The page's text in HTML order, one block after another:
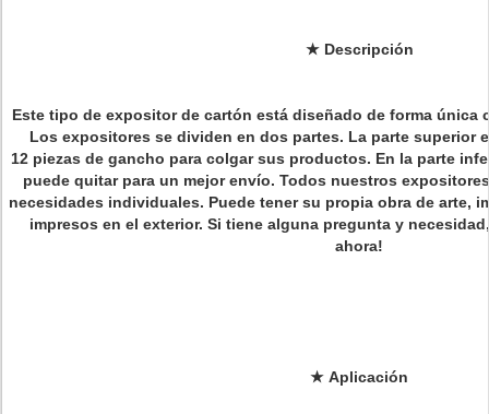
★ Descripción
Este tipo de expositor de cartón está diseñado de forma única
Los expositores se dividen en dos partes. La parte superior
12 piezas de gancho para colgar sus productos. En la parte
puede quitar para un mejor envío. Todos nuestros
necesidades individuales. Puede tener su propia obra de arte,
impresos en el exterior. Si tiene alguna pregunta y
ahora!
★ Aplicación